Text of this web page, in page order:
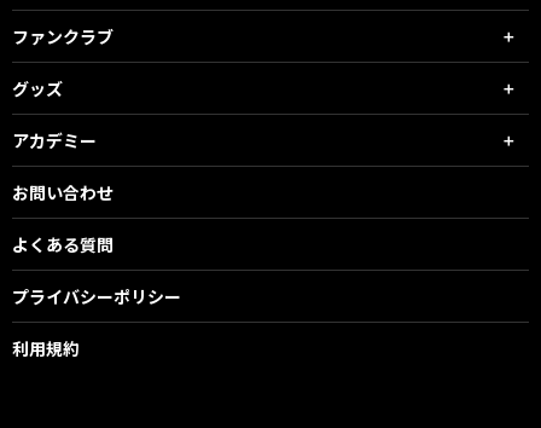
ファンクラブ
グッズ
アカデミー
お問い合わせ
よくある質問
プライバシーポリシー
利用規約